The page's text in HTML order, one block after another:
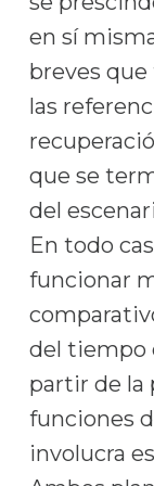
en sí
breves
las
que se
del
En todo
funcionar
del tiempo
partir de la
funciones
involucra